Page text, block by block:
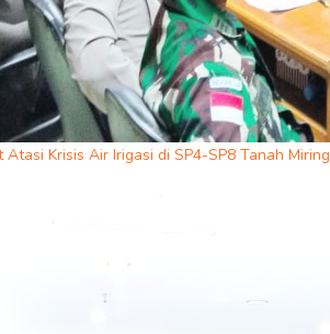
Krisis Air Irigasi di SP4-SP8 Tanah Miring